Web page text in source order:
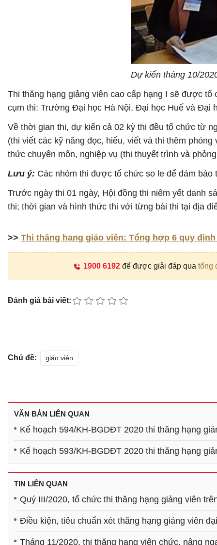
Dự kiến tháng 10/
Thi thăng hạng giảng viên cao cấp hạng I sẽ được
cụm thi: Trường Đại học Hà Nội, Đại học Huế và Đại
Về thời gian thi, dự kiến cả 02 kỳ thi đều tổ chức từ
(thi viết các kỹ năng đọc, hiểu, viết và thi thêm
thức chuyên môn, nghiệp vụ (thi thuyết trình và
Lưu ý: Các nhóm thi được tổ chức so le để đảm bảo
Trước ngày thi 01 ngày, Hội đồng thi niêm yết danh
thi; thời gian và hình thức thi với từng bài thi tại địa
>> Thi thăng hạng giáo viên: Tổng hợp 6 quy
1900 6192để được giải đáp qua tổng
Đánh giá bài viết:
Chủ đề: giáo viên
VĂN BẢN LIÊN QUAN
Kế hoạch 594/KH-BGDĐT 2020 thi thăng hạng
Kế hoạch 593/KH-BGDĐT 2020 thi thăng hạng
TIN LIÊN QUAN
Quý III/2020, tổ chức thi thăng hạng giảng viên
Điều kiện, tiêu chuẩn xét thăng hạng giảng viên
Tháng 11/2020, thi thăng hạng viên chức, nâng